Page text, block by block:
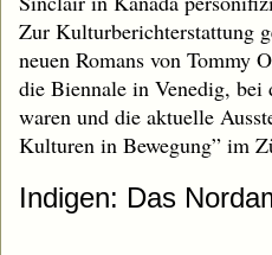
Zur Kulturberichterstattung
neuen Romans von Tommy
die Biennale in Venedig, bei
waren und die aktuelle
Kulturen in Bewegung” im
Indigen: Das